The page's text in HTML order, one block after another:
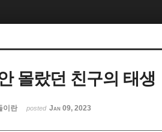
몰랐던 친구의 태생
이란 posted Jan 09, 2023